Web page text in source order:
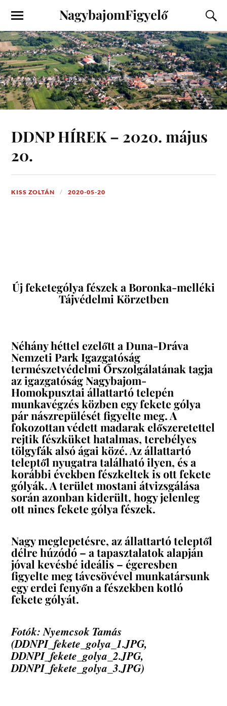
NagybajomFigyelő
DDNP HÍREK – 2020. május
20.
KISS ZOLTÁN 2020-05-20
Új feketególya fészek a Boronka-melléki
Tájvédelmi Körzetben
Néhány héttel ezelőtt a Duna-Dráva
Nemzeti Park Igazgatóság
természetvédelmi Őrszolgálatának tagja
az igazgatóság Nagybajom-
Homokpusztai állattartó telepén
munkavégzés közben egy fekete gólya
pár nászrepülését figyelte meg. A
fokozottan védett madarak előszeretettel
rejtik fészküket hatalmas, terebélyes
tölgyfák alsó ágai közé. Az állattartó
teleptől nyugatra található ilyen, és a
korábbi években fészkeltek is ott fekete
gólyák. A terület mostani átvizsgálása
során azonban kiderült, hogy jelenleg
ott nincs fekete gólya fészek.
Nagy meglepetésre, az állattartó teleptől
délre húzódó – a tapasztalatok alapján
jóval kevésbé ideális – égeresben
figyelte meg távcsövével munkatársunk
egy erdei fenyőn a fészekben kotló
fekete gólyát.
Fotók: Nyemcsok Tamás
(DDNPI_fekete_golya_1.JPG,
DDNPI_fekete_golya_2.JPG,
DDNPI_fekete_golya_3.JPG)